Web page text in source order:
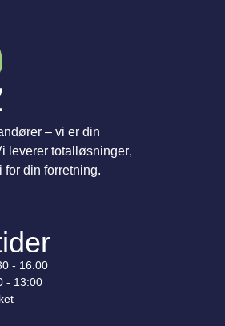
– vi er din
leverer totalløsninger,
din forretning.
- 16:00
- 13:00